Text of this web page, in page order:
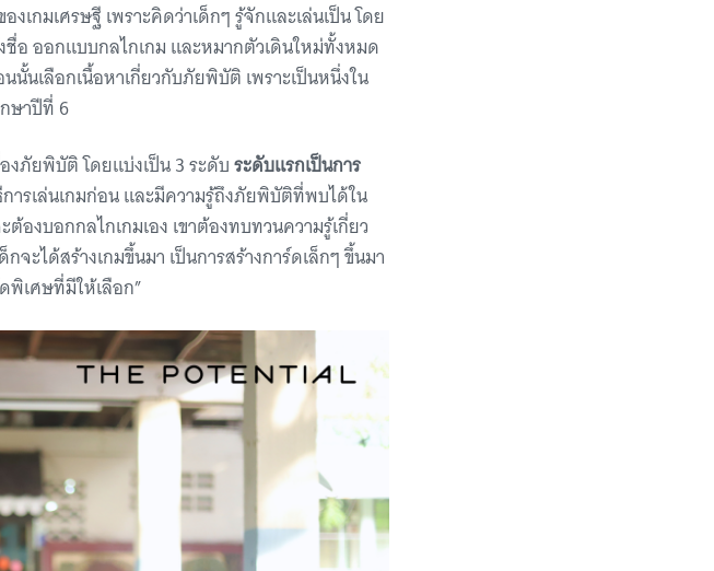
เกมเศรษฐี เพราะคิดว่าเด็กๆ รู้จักและเล่นเป็น โดย
อ ออกแบบกลไกเกม และหมากตัวเดินใหม่ทั้งหมด
นเลือกเนื้อหาเกี่ยวกับภัยพิบัติ เพราะเป็นหนึ่งใน
ษาปีที่ 6
งภัยพิบัติ โดยแบ่งเป็น 3 ระดับระดับแรกเป็นการ
ารเล่นเกมก่อน และมีความรู้ถึงภัยพิบัติที่พบได้ใน
ต้องบอกกลไกเกมเอง เขาต้องทบทวนความรู้เกี่ยว
กจะได้สร้างเกมขึ้นมา เป็นการสร้างการ์ดเล็กๆ ขึ้นมา
พิเศษที่มีให้เลือก”